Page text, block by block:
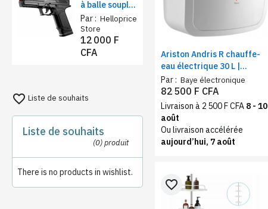
à balle souple
sécurisé –
Éjection de
coquilles et
chargeur
Par : Helloprice
Store
12 000 F
CFA
favorite_border Liste de souhaits
Liste de souhaits
(0)produit
There is no products in wishlist.
Ariston Andris R chauffe-
eau électrique 30 L |
Appareil chauffant mural
compact, moderne
monophasé
Par : Baye électronique
82 500 F CFA
Livraison à 2 500 F CFA 8 - 10
août
Ou livraison accélérée
aujourd’hui, 7 août
favorite_border